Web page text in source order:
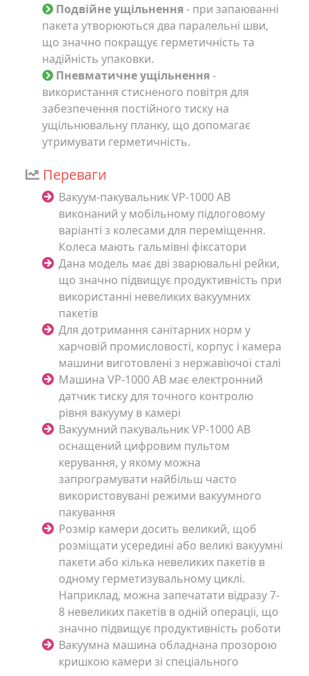
Подвійне ущільнення- при запаюванні
пакета утворюються два паралельні шви,
що значно покращує герметичність та
надійність упаковки.
Пневматичне ущільнення-
використання стисненого повітря для
забезпечення постійного тиску на
ущільнювальну планку, що допомагає
утримувати герметичність.
Переваги
Вакуум-пакувальник VP-1000 AB
виконаний у мобільному підлоговому
варіанті з колесами для переміщення.
Колеса мають гальмівні фіксатори
Дана модель має дві зварювальні рейки,
що значно підвищує продуктивність при
використанні невеликих вакуумних
пакетів
Для дотримання санітарних норм у
харчовій промисловості, корпус і камера
машини виготовлені з нержавіючої сталі
Машина VP-1000 AB має електронний
датчик тиску для точного контролю
рівня вакууму в камері
Вакуумний пакувальник VP-1000 AB
оснащений цифровим пультом
керування, у якому можна
запрограмувати найбільш часто
використовувані режими вакуумного
пакування
Розмір камери досить великий, щоб
розміщати усередині або великі вакуумні
пакети або кілька невеликих пакетів в
одному герметизувальному циклі.
Наприклад, можна запечатати відразу 7-
8 невеликих пакетів в одній операції, що
значно підвищує продуктивність роботи
Вакуумна машина обладнана прозорою
кришкою камери зі спеціального